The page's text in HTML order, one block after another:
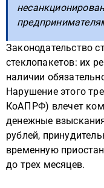
Законодательство
стеклопакетов: их
наличии
Нарушение этого
КоАП РФ) влечет
денежные
рублей,
временную
до трех месяцев.